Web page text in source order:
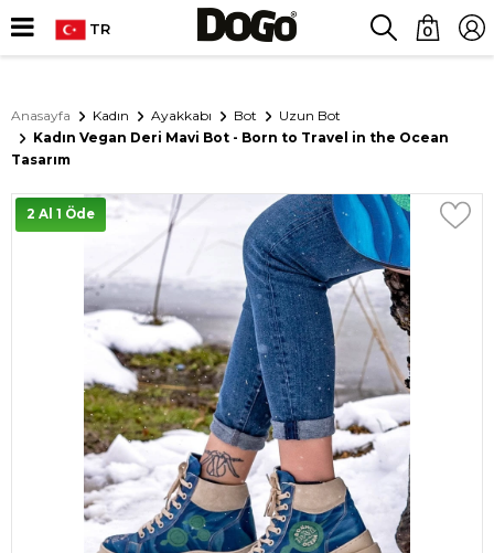
TR 0
Anasayfa Kadın Ayakkabı Bot
Uzun Bot
Kadın Vegan Deri Mavi Bot - Born to Travel in the Ocean
Tasarım
2 Al 1 Öde